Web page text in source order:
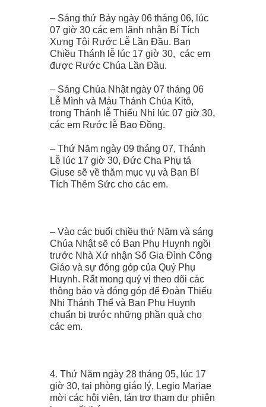
– Sáng thứ Bảy ngày 06 tháng 06, lúc
07 giờ 30 các em lãnh nhận Bí Tích
Xưng Tội Rước Lễ Lần Đầu. Ban
Chiều Thánh lễ lúc 17 giờ 30, các em
được Rước Chúa Lần Đầu.
– Sáng Chúa Nhật ngày 07 tháng 06
Lễ Mình và Máu Thánh Chúa Kitô,
trong Thánh lễ Thiếu Nhi lúc 07 giờ 30,
các em Rước lễ Bao Đồng.
– Thứ Năm ngày 09 tháng 07, Thánh
Lễ lúc 17 giờ 30, Đức Cha Phụ tá
Giuse sẽ về thăm mục vụ và Ban Bí
Tích Thêm Sức cho các em.
– Vào các buổi chiều thứ Năm và sáng
Chúa Nhậtsẽ có Ban Phụ Huynh ngồi
trước Nhà Xứ nhận Sổ Gia Đình Công
Giáo và sự đóng góp của Quý Phụ
Huynh. Rất mong quý vị theo dõi các
thông báo và đóng góp để Đoàn Thiếu
Nhi Thánh Thể và Ban Phụ Huynh
chuẩn bị trước những phần quà cho
các em.
4. Thứ Năm ngày 28 tháng 05, lúc 17
giờ 30, tại phòng giáo lý, Legio Mariae
mời các hội viên, tán trợ tham dự phiên